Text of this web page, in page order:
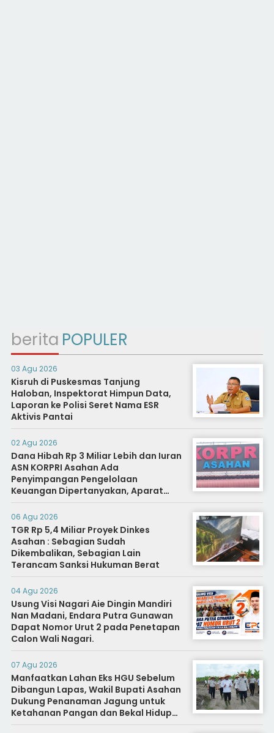
berita POPULER
03 Agu 2026
Kisruh di Puskesmas Tanjung
Haloban, Inspektorat Himpun Data,
Laporan ke Polisi Seret Nama ESR
Aktivis Pantai
02 Agu 2026
Dana Hibah Rp 3 Miliar Lebih dan Iuran
ASN KORPRI Asahan Ada
Penyimpangan Pengelolaan
Keuangan Dipertanyakan, Aparat
Diminta Segera Usut
06 Agu 2026
TGR Rp 5,4 Miliar Proyek Dinkes
Asahan : Sebagian Sudah
Dikembalikan, Sebagian Lain
Terancam Sanksi Hukuman Berat
04 Agu 2026
Usung Visi Nagari Aie Dingin Mandiri
Nan Madani, Endara Putra Gunawan
Dapat Nomor Urut 2 pada Penetapan
Calon Wali Nagari.
07 Agu 2026
Manfaatkan Lahan Eks HGU Sebelum
Dibangun Lapas, Wakil Bupati Asahan
Dukung Penanaman Jagung untuk
Ketahanan Pangan dan Bekal Hidup
Warga Binaan